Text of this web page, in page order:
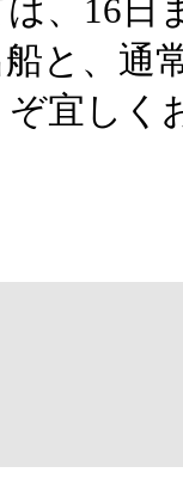
、16日
と、通
宜しく